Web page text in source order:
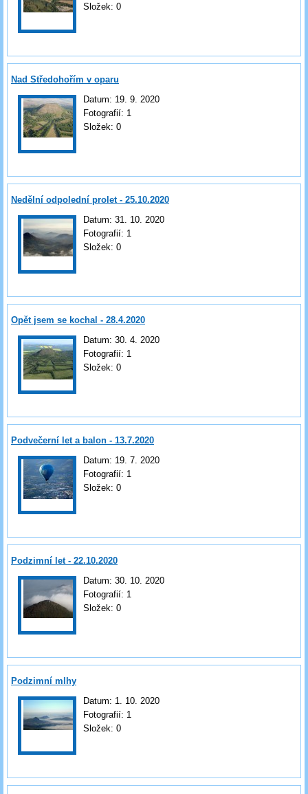
Složek: 0
Nad Středohořím v oparu
Datum: 19. 9. 2020
Fotografií: 1
Složek: 0
Nedělní odpolední prolet - 25.10.2020
Datum: 31. 10. 2020
Fotografií: 1
Složek: 0
Opět jsem se kochal - 28.4.2020
Datum: 30. 4. 2020
Fotografií: 1
Složek: 0
Podvečerní let a balon - 13.7.2020
Datum: 19. 7. 2020
Fotografií: 1
Složek: 0
Podzimní let - 22.10.2020
Datum: 30. 10. 2020
Fotografií: 1
Složek: 0
Podzimní mlhy
Datum: 1. 10. 2020
Fotografií: 1
Složek: 0